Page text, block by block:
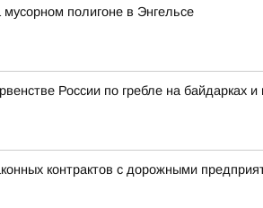
полигоне в Энгельсе
России по гребле на байдарках и
контрактов с дорожными